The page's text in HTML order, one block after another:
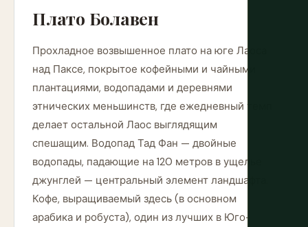
Плато Болавен
Прохладное возвышенное плато на юге Лаоса
над Паксе, покрытое кофейными и чайными
плантациями, водопадами и деревнями
этнических меньшинств, где ежедневный темп
делает остальной Лаос выглядящим
спешащим. Водопад Тад Фан — двойные
водопады, падающие на 120 метров в ущелье
джунглей — центральный элемент ландшафта.
Кофе, выращиваемый здесь (в основном
арабика и робуста), один из лучших в Юго-